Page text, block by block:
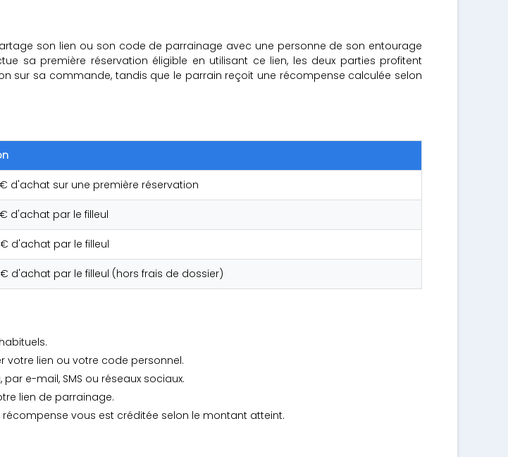
son lien ou son code de parrainage avec une personne de son entourage
sa première réservation éligible en utilisant ce lien, les deux parties profitent
sur sa commande, tandis que le parrain reçoit une récompense calculée selon
d'achat sur une première réservation
d'achat par le filleul
d'achat par le filleul
d'achat par le filleul (hors frais de dossier)
votre lien ou votre code personnel.
e-mail, SMS ou réseaux sociaux.
lien de parrainage.
vous est créditée selon le montant atteint.